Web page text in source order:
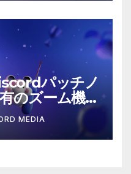
パッチノ
のズーム機能
ドが登場！
MEDIA